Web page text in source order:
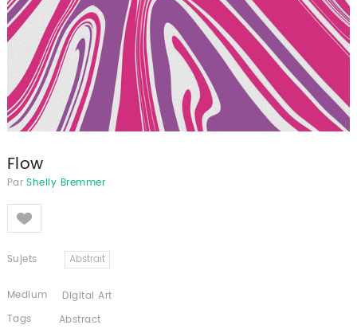
Flow
Par Shelly Bremmer
Like
Sujets Abstrait
Medium
Digital Art
Tags
Abstract